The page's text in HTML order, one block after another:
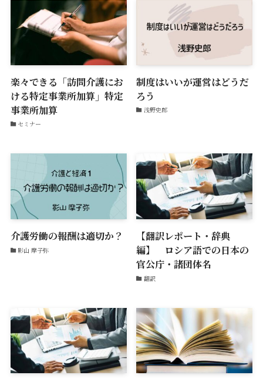
楽々できる「訪問介護にお
ける特定事業所加算」特定
事業所加算
セミナー
制度はいいが運営はどうだ
ろう
浅野史郎
介護労働の報酬は適切か？
影山 摩子弥
【翻訳レポート・辞典
編】 ロシア語での日本の
官公庁・諸団体名
翻訳